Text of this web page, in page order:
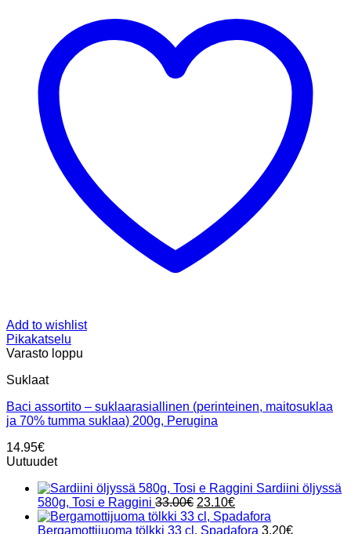
Add to wishlist
Pikakatselu
Varasto loppu
Suklaat
Baci assortito – suklaarasiallinen (perinteinen, maitosuklaa
ja 70% tumma suklaa) 200g, Perugina
14.95€
Uutuudet
Sardiini öljyssä
580g, Tosi e Raggini 33.00€ Alkuperäinen
hinta
oli:
23.10€Nykyinen
hinta
on:
Bergamottijuoma tölkki 33 cl, Spadafora 3.20€